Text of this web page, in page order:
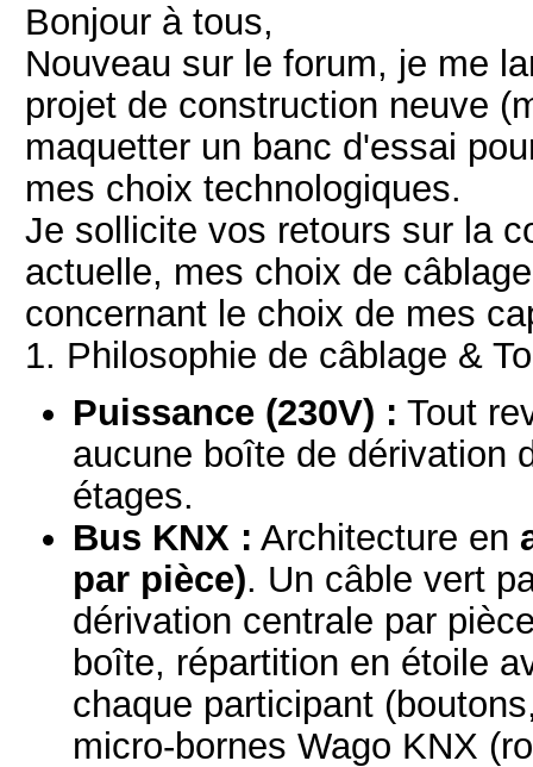
Bonjour à tous,
Nouveau sur le forum, je me
projet de construction neuve
maquetter un banc d'essai
mes choix technologiques.
Je sollicite vos retours sur la
actuelle, mes choix de
concernant le choix de mes
1. Philosophie de câblage &
Puissance (230V) : Tout
aucune boîte de dérivation
étages.
Bus KNX : Architecture en
par pièce). Un câble vert
dérivation centrale par
boîte, répartition en étoile
chaque participant
micro-bornes Wago KNX